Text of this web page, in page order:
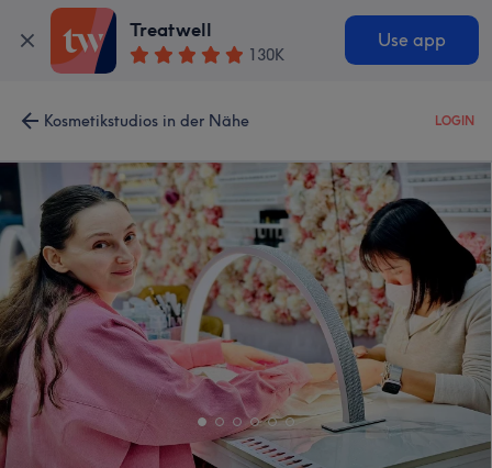
Treatwell
130K
Use app
Kosmetikstudios in der Nähe LOGIN